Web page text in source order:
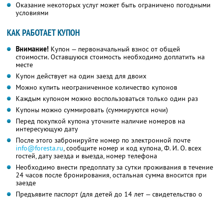
Оказание некоторых услуг может быть ограничено погодными
условиями
КАК РАБОТАЕТ КУПОН
Внимание! Купон — первоначальный взнос от общей
стоимости. Оставшуюся стоимость необходимо доплатить на
месте
Купон действует на один заезд для двоих
Можно купить неограниченное количество купонов
Каждым купоном можно воспользоваться только один раз
Купоны можно суммировать (суммируются ночи)
Перед покупкой купона уточните наличие номеров на
интересующую дату
После этого забронируйте номер по электронной почте
info@foresta.ru,сообщите номер и код купона,Ф. И. О.всех
гостей, дату заезда и выезда, номер телефона
Необходимо внести предоплату за сутки проживания в течение
24 часов после бронирования, остальная сумма вносится при
заезде
Предъявите паспорт (для детей до 14 лет — свидетельство о